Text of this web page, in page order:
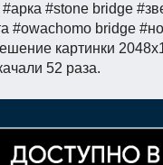
#stone bridge
#owachomo bridge
картинки
52 раза.